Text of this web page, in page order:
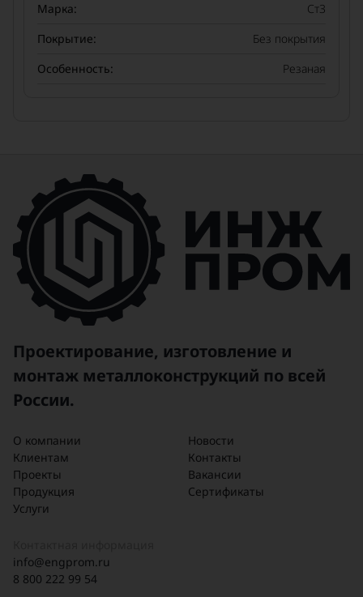
Марка:
Ст3
Покрытие:
Без покрытия
Особенность:
Резаная
Проектирование, изготовление и
монтаж металлоконструкций по всей
России.
О компании
Клиентам
Проекты
Продукция
Услуги
Новости
Контакты
Вакансии
Сертификаты
info@engprom.ru
8 800 222 99 54